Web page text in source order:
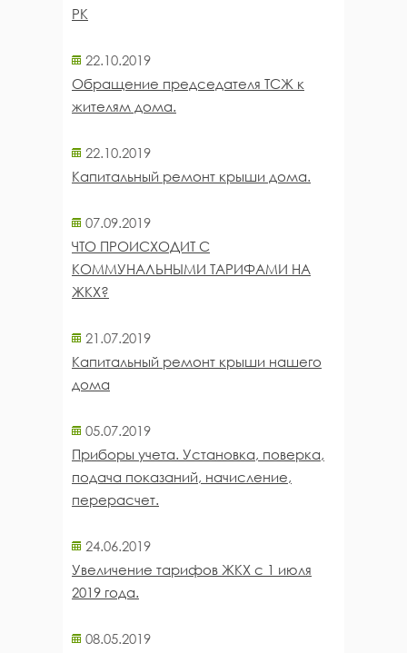
РК
22.10.2019
Обращение председателя ТСЖ к
жителям дома.
22.10.2019
Капитальный ремонт крыши дома.
07.09.2019
ЧТО ПРОИСХОДИТ С
КОММУНАЛЬНЫМИ ТАРИФАМИ НА
ЖКХ?
21.07.2019
Капитальный ремонт крыши нашего
дома
05.07.2019
Приборы учета. Установка, поверка,
подача показаний, начисление,
перерасчет.
24.06.2019
Увеличение тарифов ЖКХ с 1 июля
2019 года.
08.05.2019